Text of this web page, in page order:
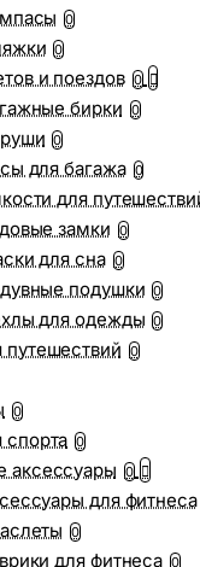
0
0
и поездов 0
бирки 0
0
для багажа 0
для
замки 0
для сна 0
подушки 0
для одежды 0
0
0
0
аксессуары 0
для фитнеса
0
для фитнеса 0